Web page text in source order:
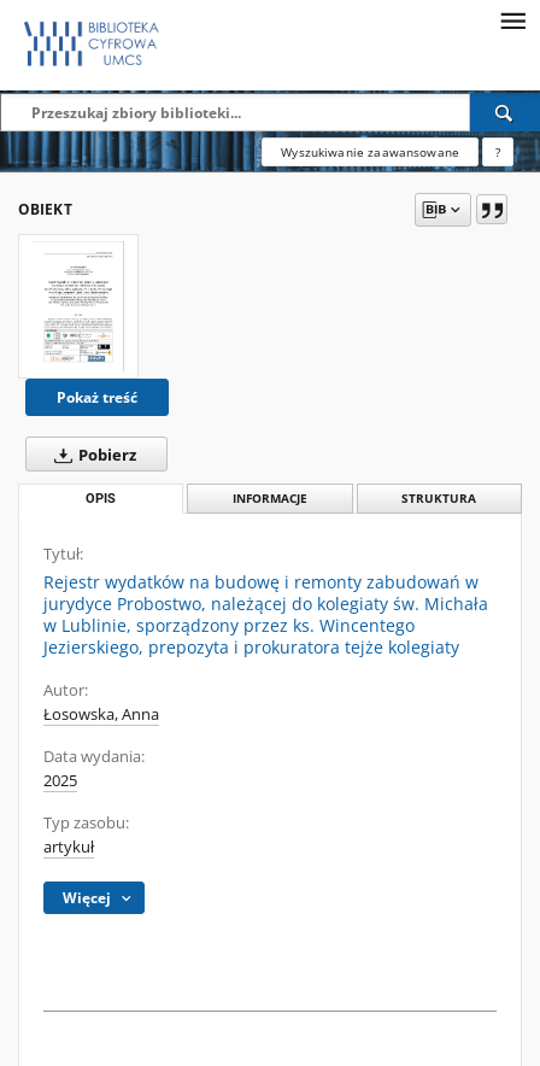
Wyszukiwanie zaawansowane ?
OBIEKT
Pokaż treść
Pobierz
OPIS INFORMACJE STRUKTURA
Tytuł:
Rejestr wydatków na budowę i remonty zabudowań w
jurydyce Probostwo, należącej do kolegiaty św. Michała
w Lublinie, sporządzony przez ks. Wincentego
Jezierskiego, prepozyta i prokuratora tejże kolegiaty
Autor:
Łosowska, Anna
Data wydania:
2025
Typ zasobu:
artykuł
Więcej